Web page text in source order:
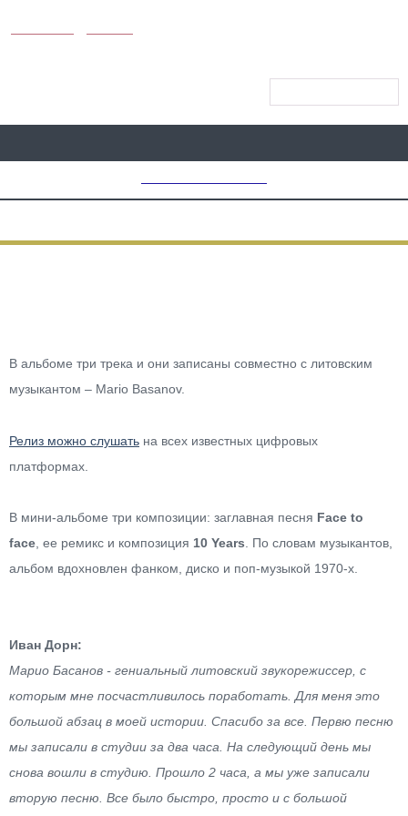
В альбоме три трека и они записаны совместно с литовским
музыкантом – Mario Basanov.
Релиз можно слушать на всех известных цифровых
платформах.
В мини-альбоме три композиции: заглавная песня Face to
face , ее ремикс и композиция 10 Years . По словам музыкантов,
альбом вдохновлен фанком, диско и поп-музыкой 1970-х.
Иван Дорн:
Марио Басанов - гениальный литовский звукорежиссер, с
которым мне посчастливилось поработать. Для меня это
большой абзац в моей истории. Спасибо за все. Первю песню
мы записали в студии за два часа. На следующий день мы
снова вошли в студию. Прошло 2 часа, а мы уже записали
вторую песню. Все было быстро, просто и с большой